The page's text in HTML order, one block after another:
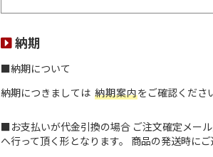
納期
■納期について
納期につきましては 納期案内をご確認くださ
■お支払いが代金引換の場合 ご注文確定メー
へ行って頂く形となります。 商品の発送時に